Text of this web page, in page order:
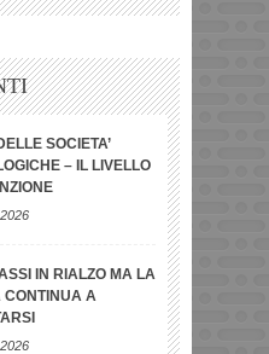
SOCIETA’
– IL LIVELLO
IN RIALZO MA LA
CONTINUA A